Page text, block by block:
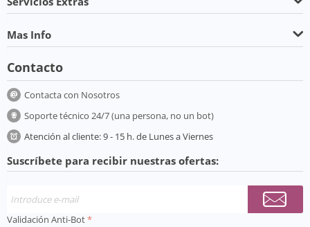
Mas Info
Contacto
Contacta con Nosotros
Soporte técnico 24/7 (una persona, no un bot)
Atención al cliente: 9 - 15 h. de Lunes a Viernes
Suscríbete para recibir nuestras ofertas:
Validación Anti-Bot